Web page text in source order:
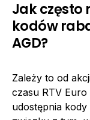
Jak często
kodów
AGD?
Zależy to od
czasu RTV
udostępnia